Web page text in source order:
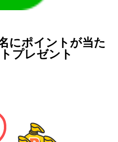
にポイントが当た
プレゼント